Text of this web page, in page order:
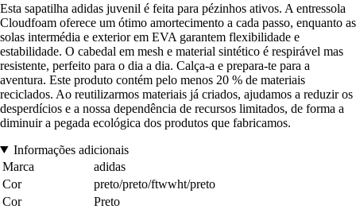
Esta sapatilha adidas juvenil é feita para pézinhos ativos. A entressola
Cloudfoam oferece um ótimo amortecimento a cada passo, enquanto as
solas intermédia e exterior em EVA garantem flexibilidade e
estabilidade. O cabedal em mesh e material sintético é respirável mas
resistente, perfeito para o dia a dia. Calça-a e prepara-te para a
aventura. Este produto contém pelo menos 20 % de materiais
reciclados. Ao reutilizarmos materiais já criados, ajudamos a reduzir os
desperdícios e a nossa dependência de recursos limitados, de forma a
diminuir a pegada ecológica dos produtos que fabricamos.
Informações adicionais
Marca
adidas
Cor
preto/preto/ftwwht/preto
Cor
Preto